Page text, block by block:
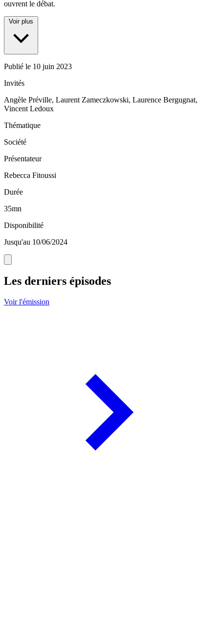
ouvrent le débat.
Voir plus
Publié le 10 juin 2023
Invités
Angèle Préville, Laurent Zameczkowski, Laurence Bergugnat,
Vincent Ledoux
Thématique
Société
Présentateur
Rebecca Fitoussi
Durée
35mn
Disponibilité
Jusqu'au 10/06/2024
Les derniers épisodes
Voir l'émission